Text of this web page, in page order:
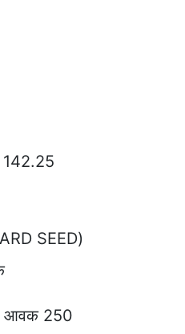
142.25
SEED)
| आवक 250